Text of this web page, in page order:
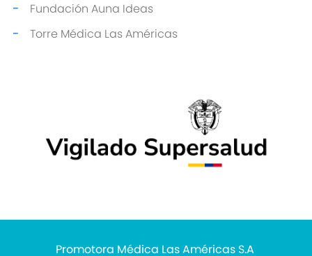
Fundación Auna Ideas
Torre Médica Las Américas
Promotora Médica Las Américas S.A